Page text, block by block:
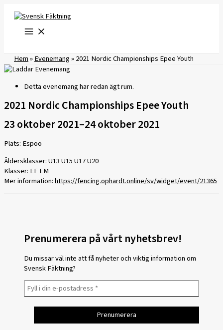
innehåll
Hem»Evenemang»2021 Nordic Championships Epee Youth
Detta evenemang har redan ägt rum.
2021 Nordic Championships Epee Youth
23 oktober 2021–24 oktober 2021
Plats: Espoo
Åldersklasser: U13 U15 U17 U20
Klasser: EF EM
Mer information:https://fencing.ophardt.online/sv/widget/event/21365
Prenumerera på vårt nyhetsbrev!
Du missar väl inte att få nyheter och viktig information om
Svensk Fäktning?